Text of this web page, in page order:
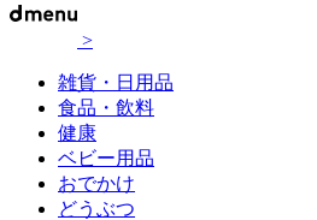
>
雑貨・日用品
食品・飲料
健康
ベビー用品
おでかけ
どうぶつ